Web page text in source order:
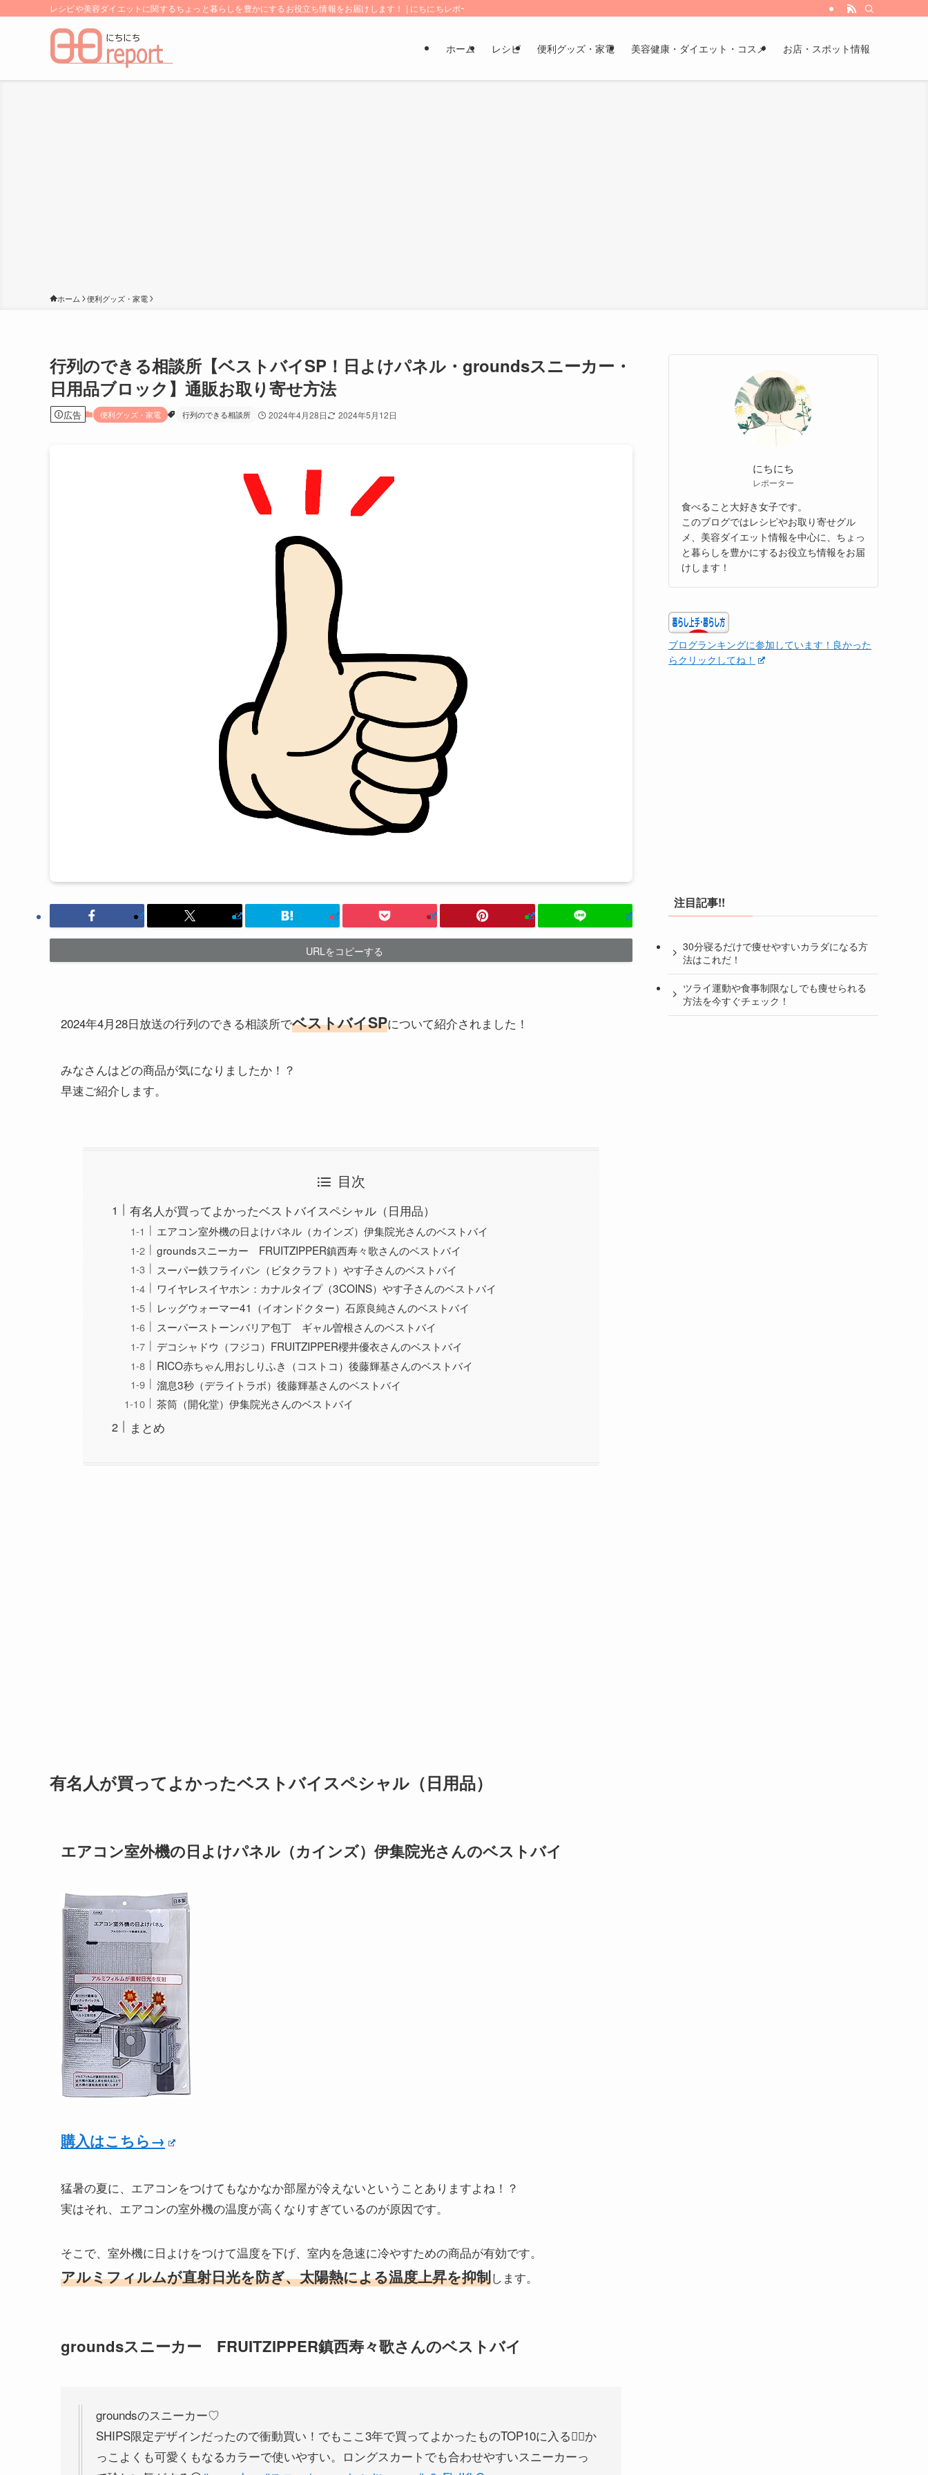
レシピや美容ダイエットに関するちょっと暮らしを豊かにするお役立ち情報をお届けします！ | にちにちレポート
ホーム レシピ 便利グッズ・家電 美容健康・ダイエット・コスメ お店・スポット情報
ホーム 便利グッズ・家電
行列のできる相談所【ベストバイSP！日よけパネル・groundsスニーカー・
日用品ブロック】通販お取り寄せ方法
広告 便利グッズ・家電 行列のできる相談所 2024年4月28日 2024年5月12日
URLをコピーする
2024年4月28日放送の行列のできる相談所でベストバイSPについて紹介されました！
みなさんはどの商品が気になりましたか！？
早速ご紹介します。
目次
有名人が買ってよかったベストバイスペシャル（日用品）
エアコン室外機の日よけパネル（カインズ）伊集院光さんのベストバイ
groundsスニーカー FRUITZIPPER鎮西寿々歌さんのベストバイ
スーパー鉄フライパン（ビタクラフト）やす子さんのベストバイ
ワイヤレスイヤホン：カナルタイプ（3COINS）やす子さんのベストバイ
レッグウォーマー41（イオンドクター）石原良純さんのベストバイ
スーパーストーンバリア包丁 ギャル曽根さんのベストバイ
デコシャドウ（フジコ）FRUITZIPPER櫻井優衣さんのベストバイ
RICO赤ちゃん用おしりふき（コストコ）後藤輝基さんのベストバイ
溜息3秒（デライトラボ）後藤輝基さんのベストバイ
茶筒（開化堂）伊集院光さんのベストバイ
まとめ
有名人が買ってよかったベストバイスペシャル（日用品）
エアコン室外機の日よけパネル（カインズ）伊集院光さんのベストバイ
購入はこちら→
猛暑の夏に、エアコンをつけてもなかなか部屋が冷えないということありますよね！？
実はそれ、エアコンの室外機の温度が高くなりすぎているのが原因です。
そこで、室外機に日よけをつけて温度を下げ、室内を急速に冷やすための商品が有効です。
アルミフィルムが直射日光を防ぎ、太陽熱による温度上昇を抑制します。
groundsスニーカー FRUITZIPPER鎮西寿々歌さんのベストバイ
groundsのスニーカー♡
SHIPS限定デザインだったので衝動買い！でもここ3年で買ってよかったものTOP10に入る✌🏻か
っこよくも可愛くもなるカラーで使いやすい。ロングスカートでも合わせやすいスニーカーっ
にちにち
レポーター
食べること大好き女子です。
このブログではレシピやお取り寄せグル
メ、美容ダイエット情報を中心に、ちょっ
と暮らしを豊かにするお役立ち情報をお届
けします！
ブログランキングに参加しています！良かった
らクリックしてね！
注目記事!!
30分寝るだけで痩せやすいカラダになる方
法はこれだ！
ツライ運動や食事制限なしでも痩せられる
方法を今すぐチェック！